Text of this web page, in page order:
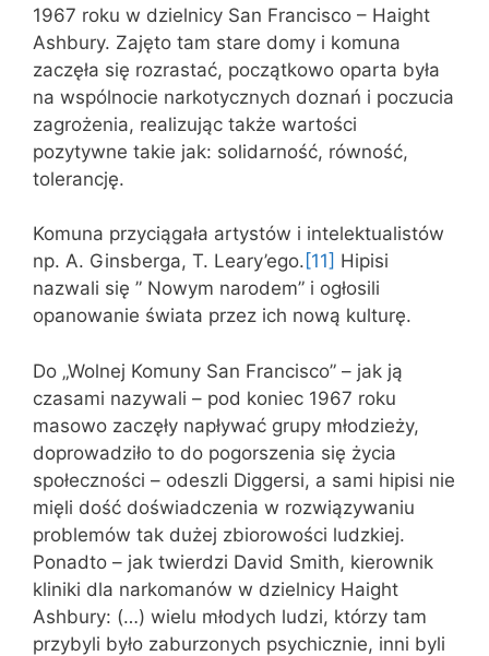
1967 roku w dzielnicy San Francisco – Haight
Ashbury. Zajęto tam stare domy i komuna
zaczęła się rozrastać, początkowo oparta była
na wspólnocie narkotycznych doznań i poczucia
zagrożenia, realizując także wartości
pozytywne takie jak: solidarność, równość,
tolerancję.
Komuna przyciągała artystów i intelektualistów
np. A. Ginsberga, T. Leary’ego. [11] Hipisi
nazwali się ” Nowym narodem” i ogłosili
opanowanie świata przez ich nową kulturę.
Do „Wolnej Komuny San Francisco” – jak ją
czasami nazywali – pod koniec 1967 roku
masowo zaczęły napływać grupy młodzieży,
doprowadziło to do pogorszenia się życia
społeczności – odeszli Diggersi, a sami hipisi nie
mięli dość doświadczenia w rozwiązywaniu
problemów tak dużej zbiorowości ludzkiej.
Ponadto – jak twierdzi David Smith, kierownik
kliniki dla narkomanów w dzielnicy Haight
Ashbury: (…) wielu młodych ludzi, którzy tam
przybyli było zaburzonych psychicznie, inni byli